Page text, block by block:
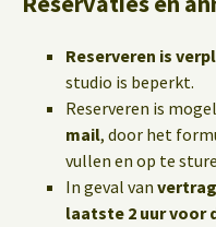
Reserveren is
studio is beperkt.
Reserveren is
mail, door het
vullen en op te
In geval van
laatste 2 uur voor